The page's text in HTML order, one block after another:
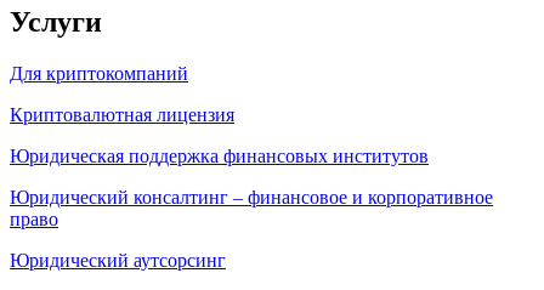
Услуги
Для криптокомпаний
Криптовалютная лицензия
Юридическая поддержка финансовых институтов
Юридический консалтинг – финансовое и корпоративное
право
Юридический аутсорсинг